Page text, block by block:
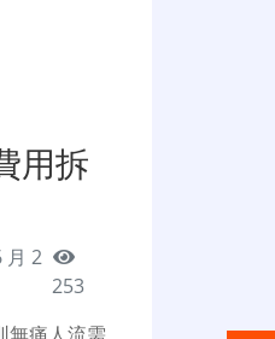
用拆
月 2
253
無痛人流需